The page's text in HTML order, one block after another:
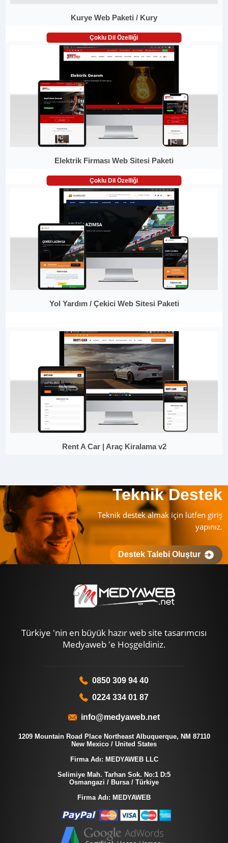
Kurye Web Paketi / Kury
Çoklu Dil Özelliği
Elektrik Firması Web Sitesi Paketi
Çoklu Dil Özelliği
Yol Yardım / Çekici Web Sitesi Paketi
Rent A Car | Araç Kiralama v2
Teknik Destek
Teknik destek almak için lütfen giriş
yapınız.
Destek Talebi Oluştur
Türkiye 'nin en büyük hazır web site tasarımcısı
Medyaweb 'e Hoşgeldiniz.
0850 309 94 40
0224 334 01 87
info@medyaweb.net
1209 Mountain Road Place Northeast Albuquerque, NM 87110
New Mexico / United States
Firma Adı: MEDYAWEB LLC
Selimiye Mah. Tarhan Sok. No:1 D:5
Osmangazi / Bursa / Türkiye
Firma Adı: MEDYAWEB